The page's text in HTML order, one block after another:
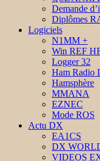
Demande
Diplômes
Logiciels
N1MM +
Win REF
Logger 32
Ham Radio
Hamsphère
MMANA
EZNEC
Mode ROS
Actu DX
EA1CS
DX
VIDEOS